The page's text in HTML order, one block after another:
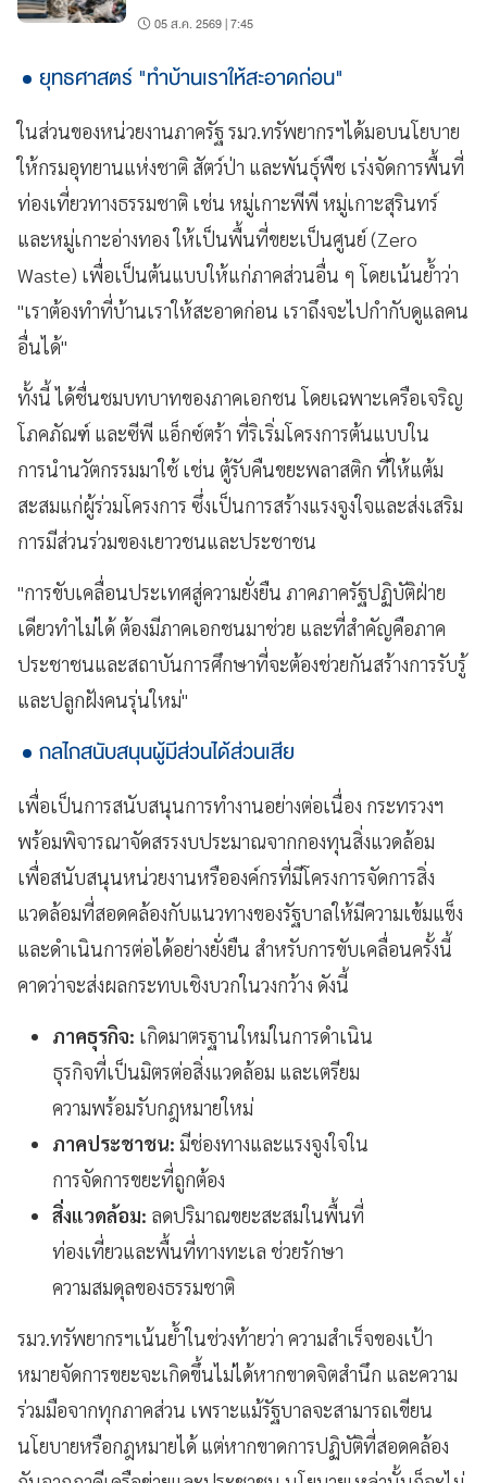
05 ส.ค. 2569 | 7:45
ยุทธศาสตร์ "ทำบ้านเราให้สะอาดก่อน"
ในส่วนของหน่วยงานภาครัฐ รมว.ทรัพยากรฯได้มอบนโยบาย
ให้กรมอุทยานแห่งชาติ สัตว์ป่า และพันธุ์พืช เร่งจัดการพื้นที่
ท่องเที่ยวทางธรรมชาติ เช่น หมู่เกาะพีพี หมู่เกาะสุรินทร์
และหมู่เกาะอ่างทอง ให้เป็นพื้นที่ขยะเป็นศูนย์ (Zero
Waste) เพื่อเป็นต้นแบบให้แก่ภาคส่วนอื่น ๆ โดยเน้นย้ำว่า
"เราต้องทำที่บ้านเราให้สะอาดก่อน เราถึงจะไปกำกับดูแลคน
อื่นได้"
ทั้งนี้ ได้ชื่นชมบทบาทของภาคเอกชน โดยเฉพาะเครือเจริญ
โภคภัณฑ์ และซีพี แอ็กซ์ตร้า ที่ริเริ่มโครงการต้นแบบใน
การนำนวัตกรรมมาใช้ เช่น ตู้รับคืนขยะพลาสติก ที่ให้แต้ม
สะสมแก่ผู้ร่วมโครงการ ซึ่งเป็นการสร้างแรงจูงใจและส่งเสริม
การมีส่วนร่วมของเยาวชนและประชาชน
"การขับเคลื่อนประเทศสู่ความยั่งยืน ภาคภาครัฐปฏิบัติฝ่าย
เดียวทำไม่ได้ ต้องมีภาคเอกชนมาช่วย และที่สำคัญคือภาค
ประชาชนและสถาบันการศึกษาที่จะต้องช่วยกันสร้างการรับรู้
และปลูกฝังคนรุ่นใหม่"
กลไกสนับสนุนผู้มีส่วนได้ส่วนเสีย
เพื่อเป็นการสนับสนุนการทำงานอย่างต่อเนื่อง กระทรวงฯ
พร้อมพิจารณาจัดสรรงบประมาณจากกองทุนสิ่งแวดล้อม
เพื่อสนับสนุนหน่วยงานหรือองค์กรที่มีโครงการจัดการสิ่ง
แวดล้อมที่สอดคล้องกับแนวทางของรัฐบาลให้มีความเข้มแข็ง
และดำเนินการต่อได้อย่างยั่งยืน สำหรับการขับเคลื่อนครั้งนี้
คาดว่าจะส่งผลกระทบเชิงบวกในวงกว้าง ดังนี้
ภาคธุรกิจ: เกิดมาตรฐานใหม่ในการดำเนิน
ธุรกิจที่เป็นมิตรต่อสิ่งแวดล้อม และเตรียม
ความพร้อมรับกฎหมายใหม่
ภาคประชาชน: มีช่องทางและแรงจูงใจใน
การจัดการขยะที่ถูกต้อง
สิ่งแวดล้อม: ลดปริมาณขยะสะสมในพื้นที่
ท่องเที่ยวและพื้นที่ทางทะเล ช่วยรักษา
ความสมดุลของธรรมชาติ
รมว.ทรัพยากรฯเน้นย้ำในช่วงท้ายว่า ความสำเร็จของเป้า
หมายจัดการขยะจะเกิดขึ้นไม่ได้หากขาดจิตสำนึก และความ
ร่วมมือจากทุกภาคส่วน เพราะแม้รัฐบาลจะสามารถเขียน
นโยบายหรือกฎหมายได้ แต่หากขาดการปฏิบัติที่สอดคล้อง